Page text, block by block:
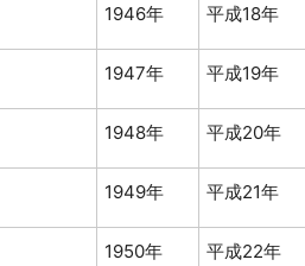
1946年 平成18年
1947年 平成19年
1948年 平成20年
1949年 平成21年
1950年 平成22年